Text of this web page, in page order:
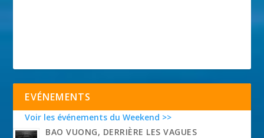
EVÉNEMENTS
Voir les événements du Weekend >>
BAO VUONG, DERRIÈRE LES VAGUES